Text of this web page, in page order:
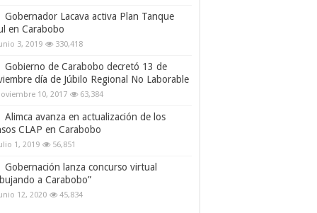
Gobernador Lacava activa Plan Tanque
en Carabobo
3, 2019 330,418
Gobierno de Carabobo decretó 13 de
día de Júbilo Regional No Laborable
10, 2017 63,384
Alimca avanza en actualización de los
CLAP en Carabobo
1, 2019 56,851
Gobernación lanza concurso virtual
a Carabobo”
12, 2020 45,834